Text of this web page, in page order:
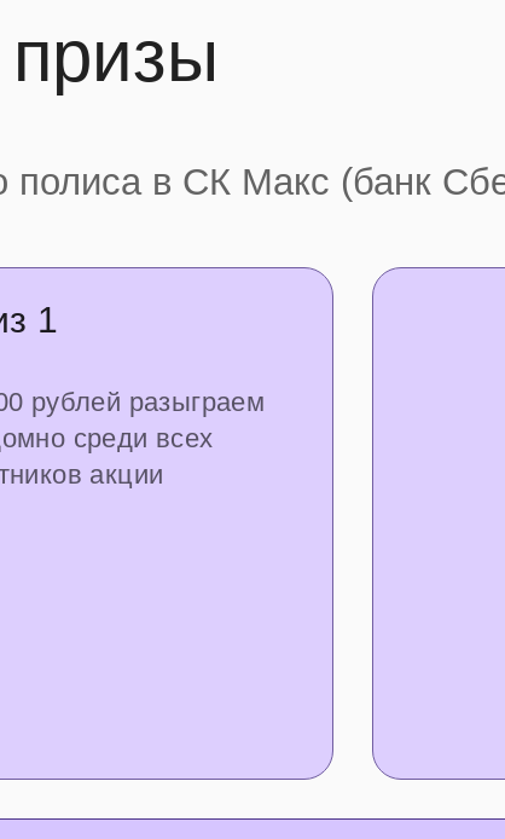
рублей разыграем
среди всех
акции
1
полиса в СК Макс (банк